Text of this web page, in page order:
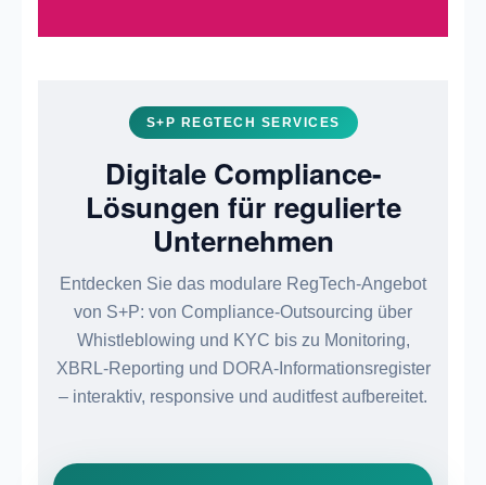
S+P REGTECH SERVICES
Digitale Compliance-
Lösungen für regulierte
Unternehmen
Entdecken Sie das modulare RegTech-Angebot
von S+P: von Compliance-Outsourcing über
Whistleblowing und KYC bis zu Monitoring,
XBRL-Reporting und DORA-Informationsregister
– interaktiv, responsive und auditfest aufbereitet.